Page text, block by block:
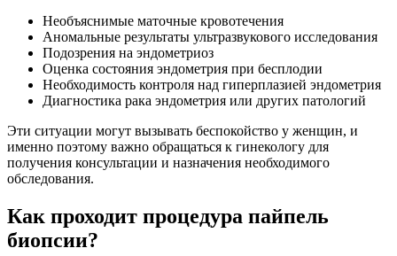
Необъяснимые маточные кровотечения
Аномальные результаты ультразвукового исследования
Подозрения на эндометриоз
Оценка состояния эндометрия при бесплодии
Необходимость контроля над гиперплазией эндометрия
Диагностика рака эндометрия или других патологий
Эти ситуации могут вызывать беспокойство у женщин, и
именно поэтому важно обращаться к гинекологу для
получения консультации и назначения необходимого
обследования.
Как проходит процедура пайпель
биопсии?